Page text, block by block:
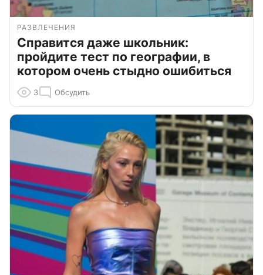
РАЗВЛЕЧЕНИЯ
Справится даже школьник:
пройдите тест по географии, в
котором очень стыдно ошибиться
3 Обсудить